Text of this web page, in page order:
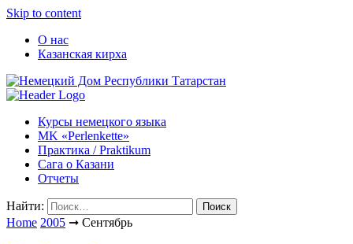
Skip to content
О нас
Казанская кирха
Курсы немецкого языка
МK «Perlenkette»
Практика / Praktikum
Сага о Казани
Отчеты
Найти:
Home 2005 ➞ Сентябрь